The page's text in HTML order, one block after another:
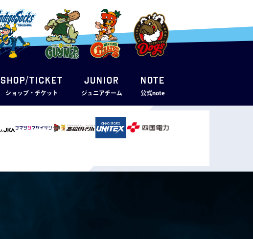
SHOP/TICKET
ショップ・チケット
JUNIOR
ジュニアチーム
note
公式note